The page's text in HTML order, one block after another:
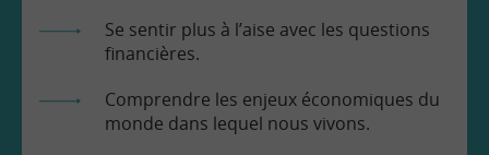
Se sentir plus à l’aise avec les questions
financières.
Comprendre les enjeux économiques du
monde dans lequel nous vivons.